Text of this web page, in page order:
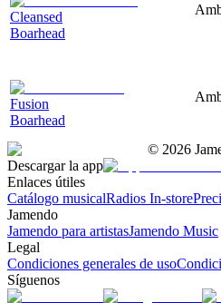
Cleansed
Boarhead
Fusion
Boarhead
© 2026
Descargar la app
Enlaces útiles
Catálogo musicalRadios In-store
Jamendo
Jamendo para artistasJamendo Music
Legal
Condiciones generales de uso
Síguenos